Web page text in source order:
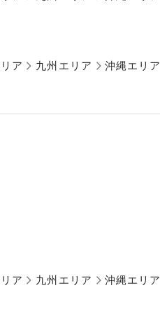
ア 九州エリア 沖縄エリア
ア 九州エリア 沖縄エリア